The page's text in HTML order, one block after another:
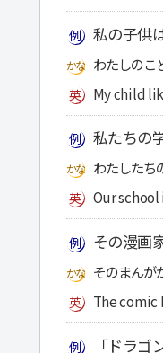
私の子供
わたしのこ
My child
私たちの
わたしたち
Our
その漫画
そのまんが
The
「ドラ